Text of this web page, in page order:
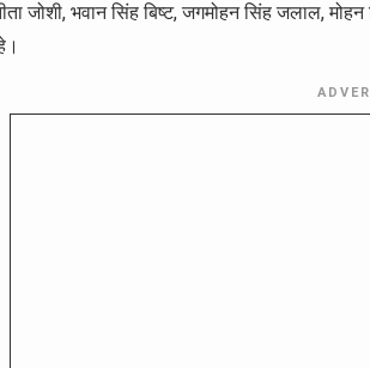
जोशी, भवान सिंह बिष्ट, जगमोहन सिंह जलाल,